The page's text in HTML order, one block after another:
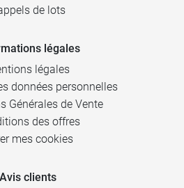
de lots
légales
légales
données personnelles
Générales de Vente
des offres
mes cookies
Avis clients